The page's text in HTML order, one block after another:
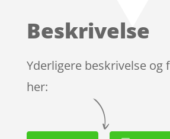
på
mmelser
Beskrivelse
Yderligere beskrivelse og
her: